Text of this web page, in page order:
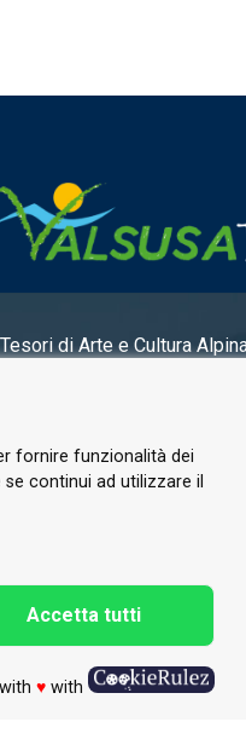
Tesori di Arte e Cultura
fornire funzionalità dei
continui ad utilizzare il
Accetta tutti
♥with